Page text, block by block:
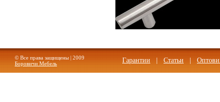
© Все права защищены | 2009
Боровичи Мебель
Гарантии Статьи